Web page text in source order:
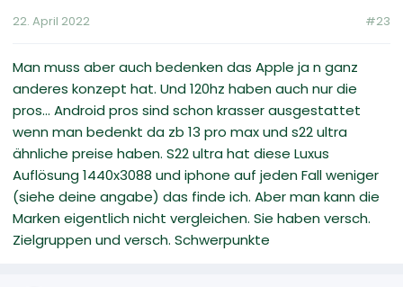
22. April 2022 #23
Man muss aber auch bedenken das Apple ja n ganz
anderes konzept hat. Und 120hz haben auch nur die
pros... Android pros sind schon krasser ausgestattet
wenn man bedenkt da zb 13 pro max und s22 ultra
ähnliche preise haben. S22 ultra hat diese Luxus
Auflösung 1440x3088 und iphone auf jeden Fall weniger
(siehe deine angabe) das finde ich. Aber man kann die
Marken eigentlich nicht vergleichen. Sie haben versch.
Zielgruppen und versch. Schwerpunkte